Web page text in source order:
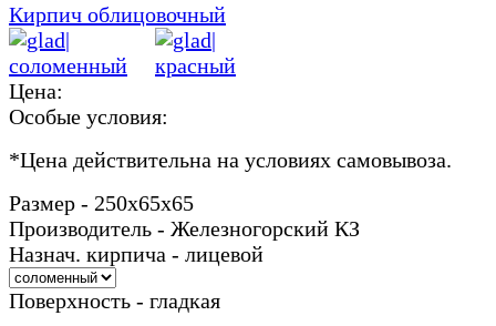
Кирпич облицовочный
Цена:
Особые условия:
*Цена действительна на условиях самовывоза.
Размер - 250х65х65
Производитель - Железногорский КЗ
Назнач. кирпича - лицевой
Поверхность - гладкая